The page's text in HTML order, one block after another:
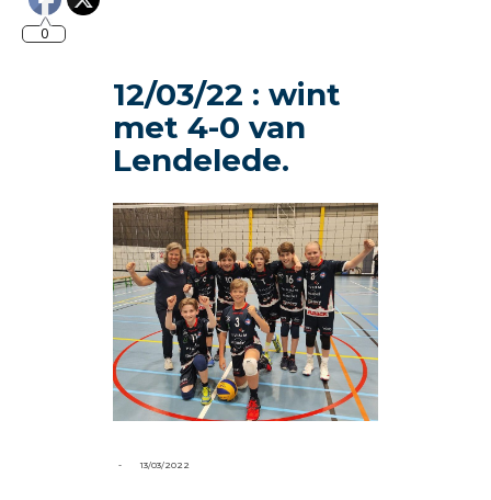
0
12/03/22 : wint
met 4-0 van
Lendelede.
- 13/03/2022